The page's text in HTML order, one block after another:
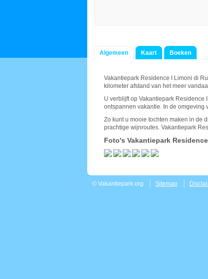
Algemeen Kaart Boeken
Vakantiepark Residence I Limoni di
kilometer afstand van het meer
U verblijft op Vakantiepark
ontspannen vakantie. In de omgeving
Zo kunt u mooie tochten maken in de
prachtige wijnroutes. Vakantiepark
Foto's Vakantiepark
© Vakantiepark.org Sitemap